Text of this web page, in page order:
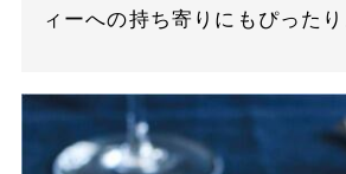
ィーへの持ち寄りにもぴったり